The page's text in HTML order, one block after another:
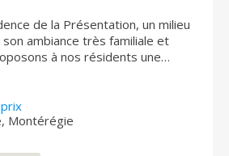
de la Présentation, un milieu
ambiance très familiale et
vise à répondre à leurs besoins.
en place depuis plusieurs années
et soins avec dévouement et
Logi-être plus, le plus haut
Montérégie